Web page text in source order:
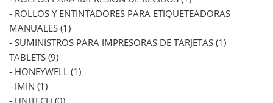
- ROLLOS Y ENTINTADORES PARA ETIQUETEADORAS
MANUALES (1)
- SUMINISTROS PARA IMPRESORAS DE TARJETAS (1)
TABLETS (9)
- HONEYWELL (1)
- IMIN (1)